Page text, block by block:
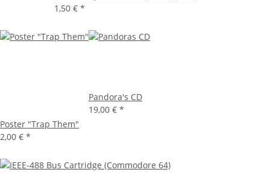
1,50 € *
Poster "Trap Them"
2,00 € *
Pandora's CD
19,00 € *